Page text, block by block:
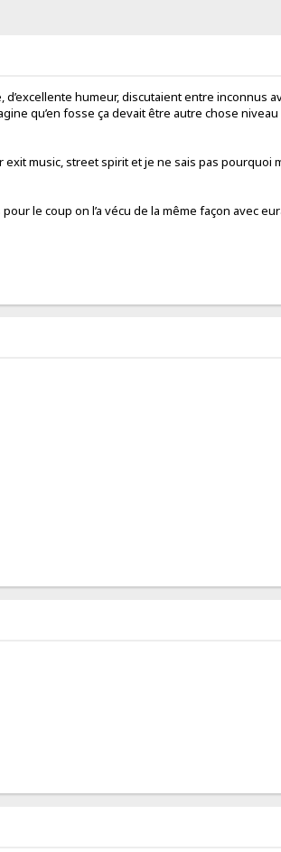
d’excellente humeur, discutaient entre inconnus
qu’en fosse ça devait être autre chose
exit music, street spirit et je ne sais pas pourquoi
le coup on l’a vécu de la même façon avec